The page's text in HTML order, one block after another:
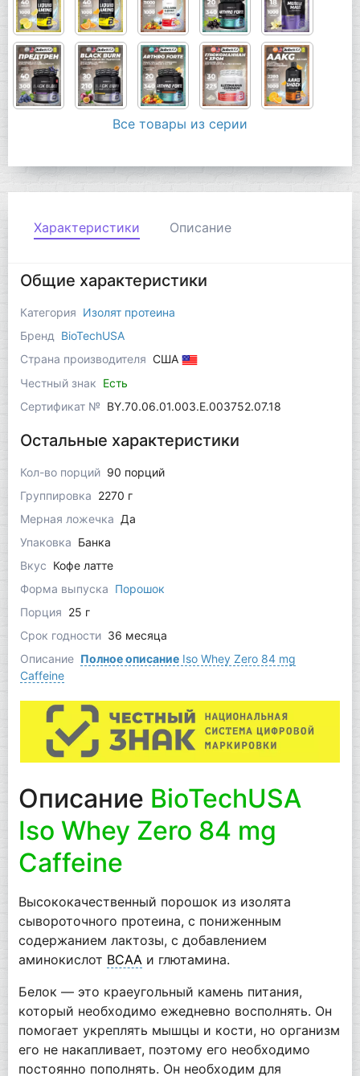
Все товары из серии
Характеристики Описание
Общие характеристики
Категория Изолят протеина
Бренд
BioTechUSA
Страна производителя США
Честный знак Есть
Сертификат № BY.70.06.01.003.Е.003752.07.18
Остальные характеристики
Кол-во порций 90 порций
Группировка 2270 г
Мерная ложечка Да
Упаковка Банка
Вкус Кофе латте
Форма выпуска Порошок
Порция 25 г
Срок годности 36 месяца
Описание Полное описаниеIso Whey Zero 84 mg
Caffeine
Описание BioTechUSA
Iso Whey Zero 84 mg
Caffeine
Высококачественный порошок из изолята
сывороточного протеина, с пониженным
содержанием лактозы, с добавлением
аминокислот BCAAи глютамина.
Белок — это краеугольный камень питания,
который необходимо ежедневно восполнять. Он
помогает укреплять мышцы и кости, но организм
его не накапливает, поэтому его необходимо
постоянно пополнять. Он необходим для